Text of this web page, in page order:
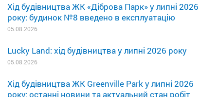
Хід будівництва ЖК «Діброва Парк» у липні 2026
року: будинок №8 введено в експлуатацію
05.08.2026
Lucky Land: хід будівництва у липні 2026 року
05.08.2026
Хід будівництва ЖК Greenville Park у липні 2026
року: останні новини та актуальний стан робіт